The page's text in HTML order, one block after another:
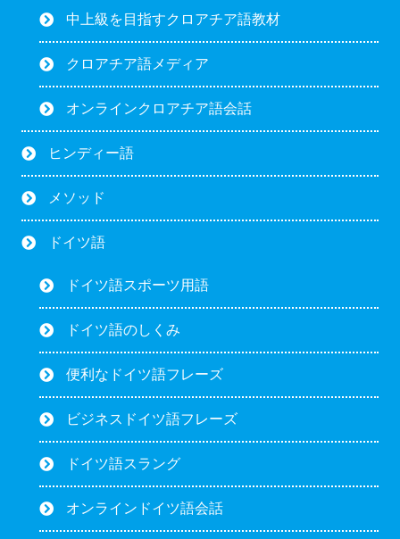
中上級を目指すクロアチア語教材
クロアチア語メディア
オンラインクロアチア語会話
ヒンディー語
メソッド
ドイツ語
ドイツ語スポーツ用語
ドイツ語のしくみ
便利なドイツ語フレーズ
ビジネスドイツ語フレーズ
ドイツ語スラング
オンラインドイツ語会話